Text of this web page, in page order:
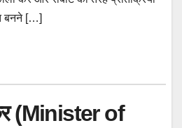
बनने […]
(Minister of